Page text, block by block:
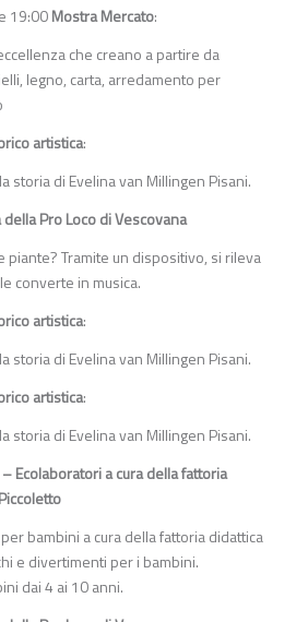
19:00Mostra Mercato:
che creano a partire da
legno, carta, arredamento per
artistica:
storia di Evelina van Millingen Pisani.
della Pro Loco di Vescovana
piante? Tramite un dispositivo, si rileva
converte in musica.
artistica:
storia di Evelina van Millingen Pisani.
artistica:
storia di Evelina van Millingen Pisani.
Ecolaboratori a cura della fattoria
bambini a cura della fattoria didattica
e divertimenti per i bambini.
dai 4 ai 10 anni.